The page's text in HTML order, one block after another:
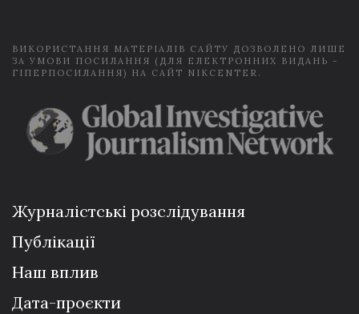
ВИКОРИСТАННЯ МАТЕРІАЛІВ САЙТУ ДОЗВОЛЕНО ЛИШЕ
ЗА УМОВИ ПОСИЛАННЯ (ДЛЯ ЕЛЕКТРОННИХ ВИДАНЬ -
ГІПЕРПОСИЛАННЯ) НА САЙТ NIKCENTER.
Журналістські розслідування
Публікації
Наш вплив
Дата-проєкти